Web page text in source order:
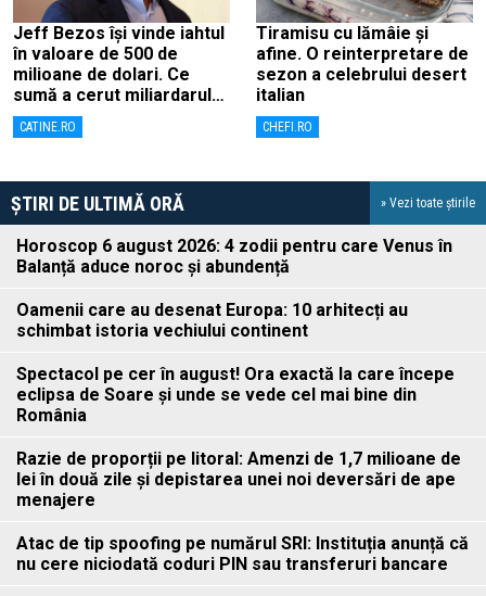
Jeff Bezos își vinde iahtul
în valoare de 500 de
milioane de dolari. Ce
sumă a cerut miliardarul
pentru nava sa, Koru
CATINE.RO
Tiramisu cu lămâie și
afine. O reinterpretare de
sezon a celebrului desert
italian
CHEFI.RO
ȘTIRI DE ULTIMĂ ORĂ » Vezi toate știrile
Horoscop 6 august 2026: 4 zodii pentru care Venus în
Balanță aduce noroc și abundență
Oamenii care au desenat Europa: 10 arhitecți au
schimbat istoria vechiului continent
Spectacol pe cer în august! Ora exactă la care începe
eclipsa de Soare și unde se vede cel mai bine din
România
Razie de proporții pe litoral: Amenzi de 1,7 milioane de
lei în două zile și depistarea unei noi deversări de ape
menajere
Atac de tip spoofing pe numărul SRI: Instituția anunță că
nu cere niciodată coduri PIN sau transferuri bancare